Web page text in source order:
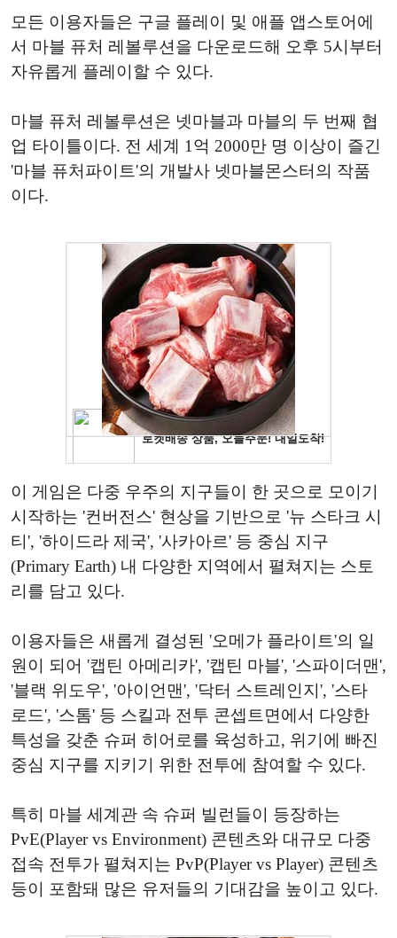
모든 이용자들은 구글 플레이 및 애플 앱스토어에
서 마블 퓨처 레볼루션을 다운로드해 오후 5시부터
자유롭게 플레이할 수 있다.
마블 퓨처 레볼루션은 넷마블과 마블의 두 번째 협
업 타이틀이다. 전 세계 1억 2000만 명 이상이 즐긴
'마블 퓨처파이트'의 개발사 넷마블몬스터의 작품
이다.
이 게임은 다중 우주의 지구들이 한 곳으로 모이기
시작하는 '컨버전스' 현상을 기반으로 '뉴 스타크 시
티', '하이드라 제국', '사카아르' 등 중심 지구
(Primary Earth) 내 다양한 지역에서 펼쳐지는 스토
리를 담고 있다.
이용자들은 새롭게 결성된 '오메가 플라이트'의 일
원이 되어 '캡틴 아메리카', '캡틴 마블', '스파이더맨',
'블랙 위도우', '아이언맨', '닥터 스트레인지', '스타
로드', '스톰' 등 스킬과 전투 콘셉트면에서 다양한
특성을 갖춘 슈퍼 히어로를 육성하고, 위기에 빠진
중심 지구를 지키기 위한 전투에 참여할 수 있다.
특히 마블 세계관 속 슈퍼 빌런들이 등장하는
PvE(Player vs Environment) 콘텐츠와 대규모 다중
접속 전투가 펼쳐지는 PvP(Player vs Player) 콘텐츠
등이 포함돼 많은 유저들의 기대감을 높이고 있다.